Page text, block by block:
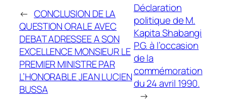
← CONCLUSION DE LA
QUESTION ORALE AVEC
DEBAT ADRESSEE A SON
EXCELLENCE MONSIEUR LE
PREMIER MINISTRE PAR
L’HONORABLE JEAN LUCIEN
BUSSA
Déclaration
politique de M.
Kapita Shabangi
P.G. à l’occasion
de la
commémoration
du 24 avril 1990.
→